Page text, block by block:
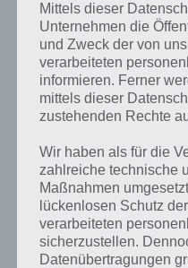
Wenn die Lösung, die wir dir
aktuell sein sollte oder ein
so teile uns die korrekten
mit. Nur so können wir stets
zahlreichen Fragen und
Entwickler die Lösungen
Darum geht es bei
Was ist 94%? In der App 94%
einer Aussage die Antworten
am häufigsten genannt
Level freischalten.
Mittels dieser
Unternehmen die
und Zweck der von
verarbeiteten
informieren. Ferner
mittels dieser
zustehenden Rechte
Wir haben als für die
zahlreiche technische
Maßnahmen
lückenlosen Schutz
verarbeiteten
sicherzustellen.
Datenübertragungen